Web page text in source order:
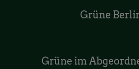
Grüne
Grüne im